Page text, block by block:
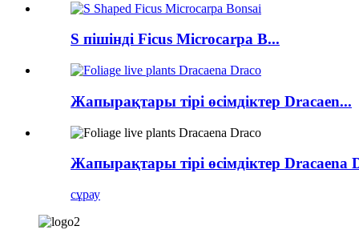
S пішінді Ficus Microcarpa B...
Жапырақтары тірі өсімдіктер Dracaen...
Жапырақтары тірі өсімдіктер Dracaena
сұрау